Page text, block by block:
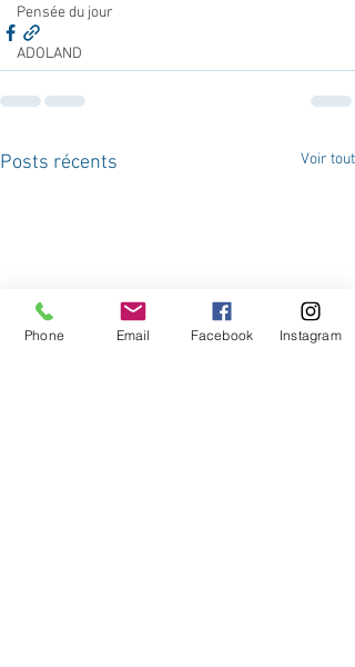
Pensée du jour
ADOLAND
Posts récents Voir tout
Phone Email Facebook Instagram